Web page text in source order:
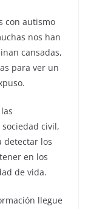
con autismo
nos han
cansadas,
para ver un
civil,
detectar los
en los
de vida.
llegue